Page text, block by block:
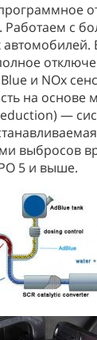
с
и NOx
на основе
—
выбросов
5 и выше.